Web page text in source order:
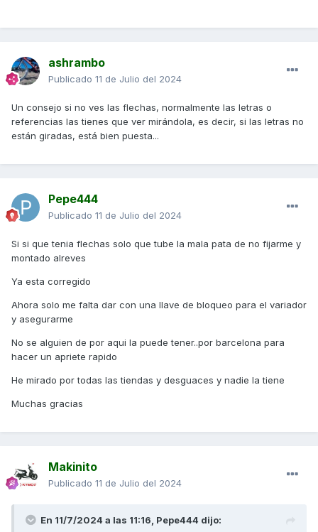
ashrambo
Publicado 11 de Julio del 2024
Un consejo si no ves las flechas, normalmente las letras o
referencias las tienes que ver mirándola, es decir, si las letras no
están giradas, está bien puesta...
Pepe444
Publicado 11 de Julio del 2024
Si si que tenia flechas solo que tube la mala pata de no fijarme y
montado alreves
Ya esta corregido
Ahora solo me falta dar con una llave de bloqueo para el variador
y asegurarme
No se alguien de por aqui la puede tener..por barcelona para
hacer un apriete rapido
He mirado por todas las tiendas y desguaces y nadie la tiene
Muchas gracias
Makinito
Publicado 11 de Julio del 2024
En 11/7/2024 a las 11:16, Pepe444 dijo: